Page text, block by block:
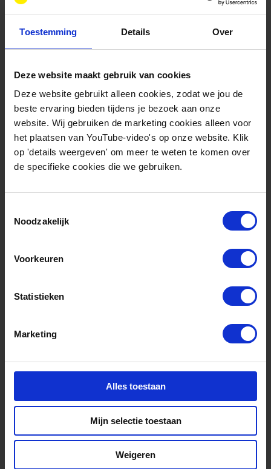
Toestemming Details Over
Deze website maakt gebruik van cookies
Deze website gebruikt alleen cookies, zodat we jou de
beste ervaring bieden tijdens je bezoek aan onze
website. Wij gebruiken de marketing cookies alleen voor
het plaatsen van YouTube-video's op onze website. Klik
op 'details weergeven' om meer te weten te komen over
de specifieke cookies die we gebruiken.
Noodzakelijk
Voorkeuren
Statistieken
Marketing
Alles toestaan
Mijn selectie toestaan
Weigeren
voor weloverwogen industrieel beleid dat zowel
klimaatdoelen als economische weerbaarheid
Blijf op de hoogte
Schrijf je in voor onze nieuwsbrief en blijf op de
hoogte van nieuws en ontwikkeling op het gebied
van duurzame industrie, beleid en vele andere
Inschrijven voor nieuwsbrief
Deze publicatie is onderdeel van